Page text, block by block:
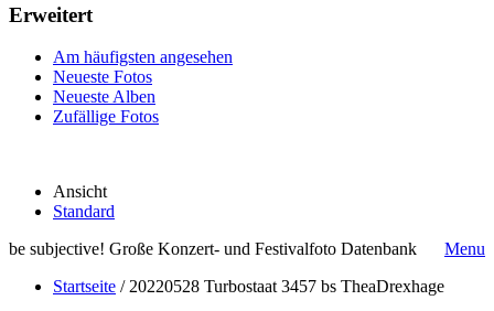
Erweitert
Am häufigsten angesehen
Neueste Fotos
Neueste Alben
Zufällige Fotos
Ansicht
Standard
be subjective! Große Konzert- und Festivalfoto Datenbank
Menu
Startseite / 20220528 Turbostaat 3457 bs TheaDrexhage